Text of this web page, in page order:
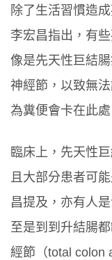
除了生活習慣造
李宏昌指出，有
像是先天性巨結
神經節，以致無
為糞便會卡在此
臨床上，先天性
且大部分患者可
昌提及，亦有人
至是到到升結腸
經節（total colon